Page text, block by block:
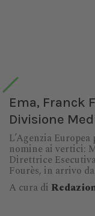
Ema, Franck
Divisione
L’Agenzia
nomine ai vertici:
Direttrice
Fourès, in arrivo
A cura di